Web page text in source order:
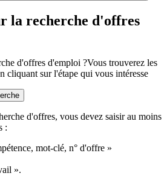
la recherche d'offres
d'offres d'emploi ?Vous trouverez les
cliquant sur l'étape qui vous intéresse
d'offres, vous devez saisir au moins
:
mot-clé, n° d'offre »
».